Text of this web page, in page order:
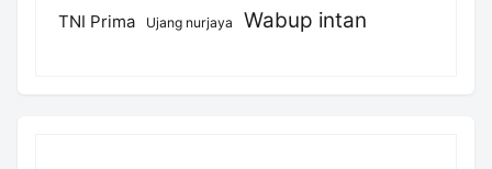
TNI Prima
Ujang nurjaya Wabup intan